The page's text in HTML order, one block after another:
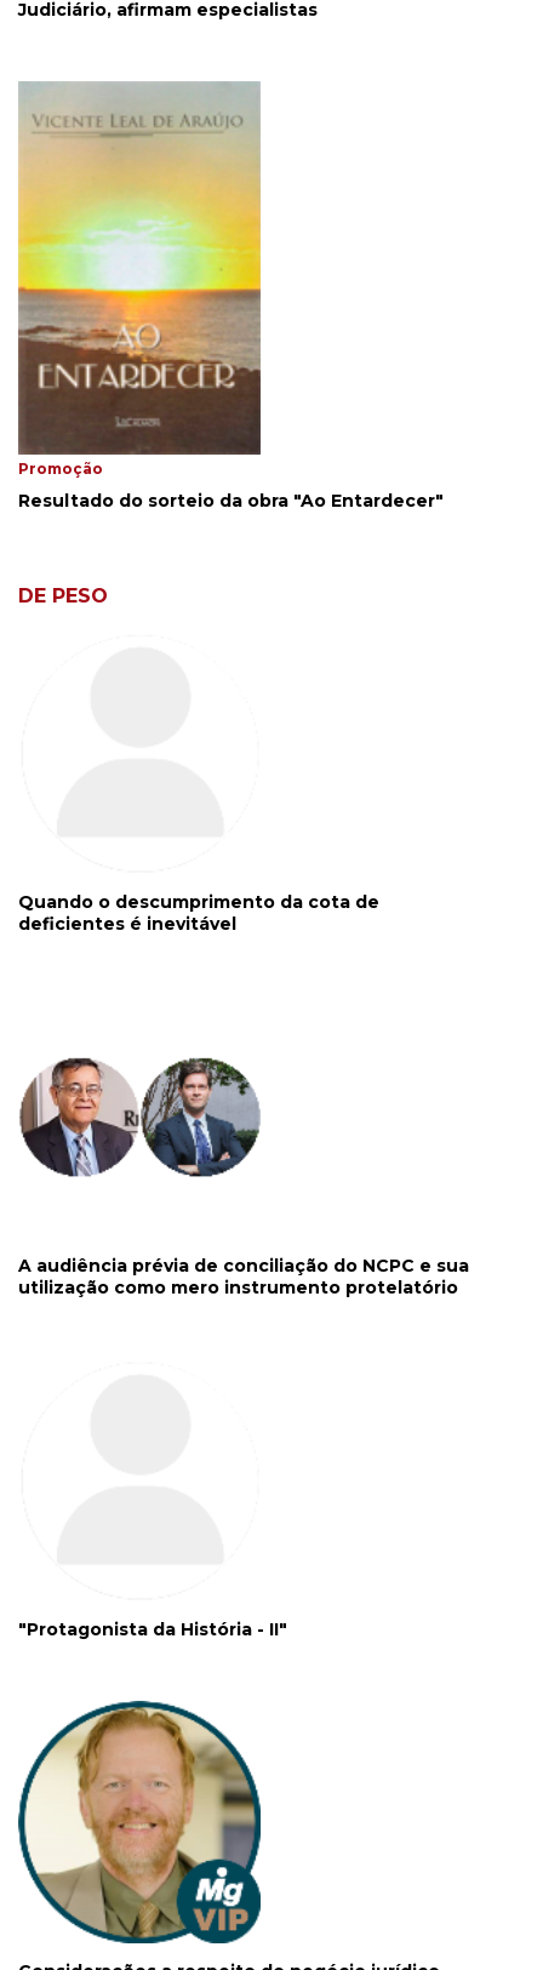
Judiciário, afirmam especialistas
Promoção
Resultado do sorteio da obra "Ao Entardecer"
DE PESO
Quando o descumprimento da cota de
deficientes é inevitável
A audiência prévia de conciliação do NCPC e sua
utilização como mero instrumento protelatório
"Protagonista da História - II"